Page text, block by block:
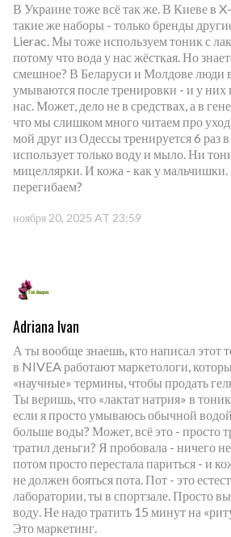
В Украине тоже всё так же. В Киеве в
такие же наборы - только бренды
Lierac. Мы тоже используем тоник с
потому что вода у нас жёсткая. Но
смешное? В Беларуси и Молдове люди
умываются после тренировки - и у них
нас. Может, дело не в средствах, а в
что мы слишком много читаем про
мой друг из Одессы тренируется 6 раз
использует только воду и мыло. Ни
мицеллярки. И кожа - как у
перегибаем?
ноября 20, 2025 AT 23:59
Adriana Ivan
А ты вообще знаешь, кто написал этот
в NIVEA работают маркетологи,
«научные» термины, чтобы продать
Ты веришь, что «лактат натрия» в
если я просто умываюсь обычной
больше воды? Может, всё это - просто
тратил деньги? Я пробовала - ничего
потом просто перестала париться - и
не должен бояться пота. Пот - это
лаборатории, ты в спортзале. Просто
воду. Не надо тратить 15 минут на
Это маркетинг.